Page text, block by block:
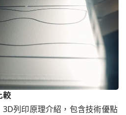
較
列印原理介紹，包含技術優點